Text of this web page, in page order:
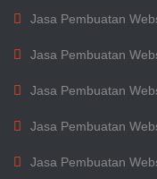
Jasa Pembuatan
Jasa Pembuatan
Jasa Pembuatan
Jasa Pembuatan
Jasa Pembuatan